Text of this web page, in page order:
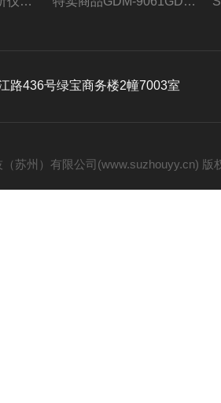
路436号绿宝商务楼2幢7003室
（苏州）有限公司(www.suzhouyy.cn)